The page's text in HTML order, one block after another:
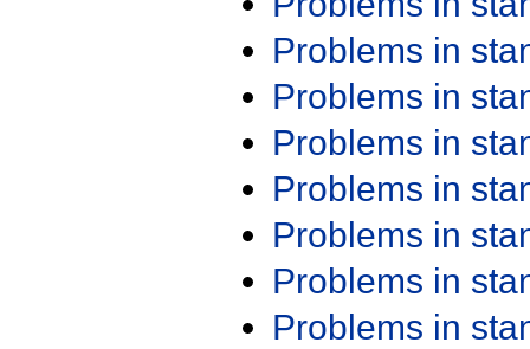
Problems in
Problems in
Problems in
Problems in
Problems in
Problems in
Problems in